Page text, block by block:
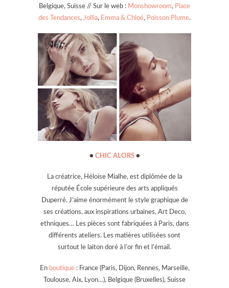
Belgique, Suisse // Sur le web : Monshowroom, Place
des Tendances, Jollia, Emma & Chloé, Poisson Plume.
● CHIC ALORS ●
La créatrice, Héloïse Mialhe, est diplômée de la
réputée École supérieure des arts appliqués
Duperré. J’aime énormément le style graphique de
ses créations, aux inspirations urbaines, Art Deco,
ethniques… Les pièces sont fabriquées à Paris, dans
différents ateliers. Les matières utilisées sont
surtout le laiton doré à l’or fin et l’émail.
En boutique: France (Paris, Dijon, Rennes, Marseille,
Toulouse, Aix, Lyon…), Belgique (Bruxelles), Suisse